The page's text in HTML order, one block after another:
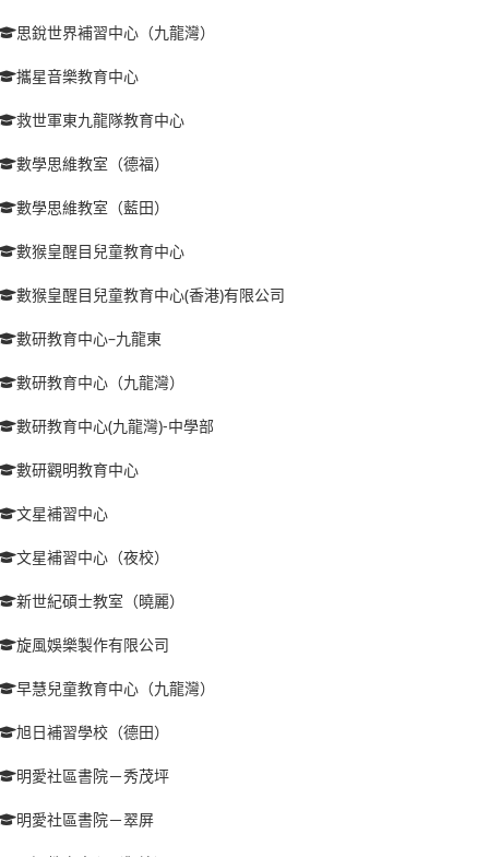
思銳世界補習中心（九龍灣）
攜星音樂教育中心
救世軍東九龍隊教育中心
數學思維教室（德福）
數學思維教室（藍田）
數猴皇醒目兒童教育中心
數猴皇醒目兒童教育中心(香港)有限公司
數研教育中心–九龍東
數研教育中心（九龍灣）
數研教育中心(九龍灣)-中學部
數研觀明教育中心
文星補習中心
文星補習中心（夜校）
新世紀碩士教室（曉麗）
旋風娛樂製作有限公司
早慧兒童教育中心（九龍灣）
旭日補習學校（德田）
明愛社區書院－秀茂坪
明愛社區書院－翠屏